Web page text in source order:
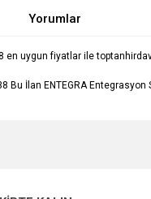
Yorumlar
uygun fiyatlar ile
Bu İlan ENTEGRA